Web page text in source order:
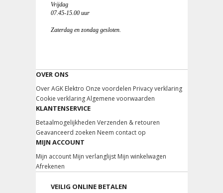
Vrijdag
07.45-15.00 uur
Zaterdag en zondag gesloten.
OVER ONS
Over AGK Elektro Onze voordelen Privacy verklaring
Cookie verklaring Algemene voorwaarden
KLANTENSERVICE
Betaalmogelijkheden Verzenden & retouren
Geavanceerd zoeken Neem contact op
MIJN ACCOUNT
Mijn account Mijn verlanglijst Mijn winkelwagen
Afrekenen
VEILIG ONLINE BETALEN